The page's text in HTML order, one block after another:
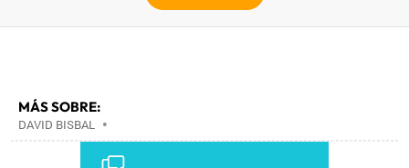
MÁS SOBRE:
DAVID BISBAL •